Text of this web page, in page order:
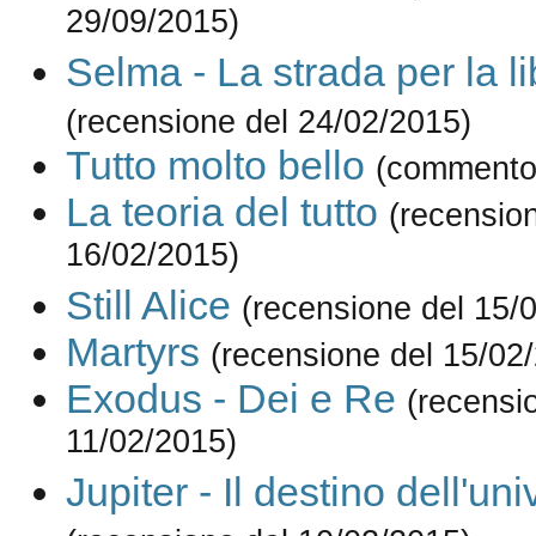
29/09/2015)
Selma - La strada per la
(recensione del 24/02/2015)
Tutto molto bello
La teoria del tutto
16/02/2015)
Still Alice (recensione del 15/
Martyrs (recensione del 15/
Exodus - Dei e Re
11/02/2015)
Jupiter - Il destino